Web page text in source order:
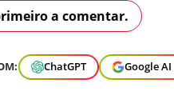
a comentar.
ChatGPT Google